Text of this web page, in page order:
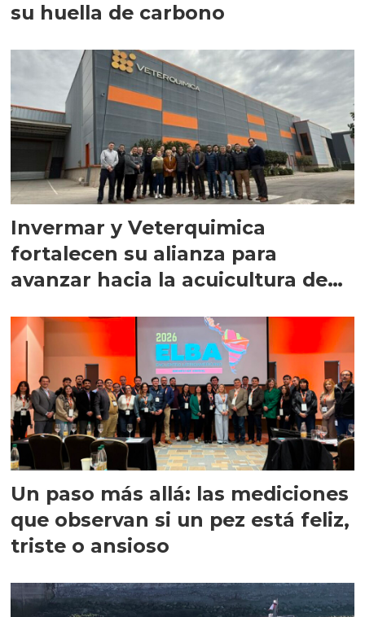
su huella de carbono
Invermar y Veterquimica
fortalecen su alianza para
avanzar hacia la acuicultura de
Un paso más allá: las mediciones
que observan si un pez está feliz,
triste o ansioso